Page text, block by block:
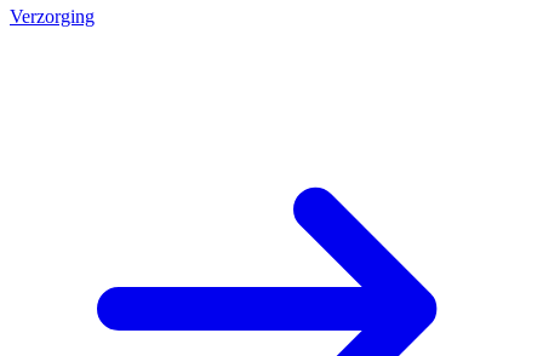
Verzorging